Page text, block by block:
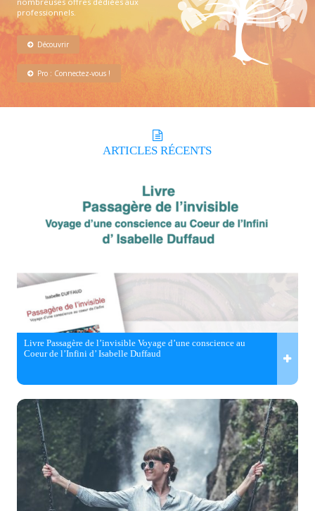
professionnels.
Découvrir
Pro : Connectez-vous !
ARTICLES RÉCENTS
Livre Passagère de l’invisible Voyage d’une conscience au
Coeur de l’Infini d’ Isabelle Duffaud